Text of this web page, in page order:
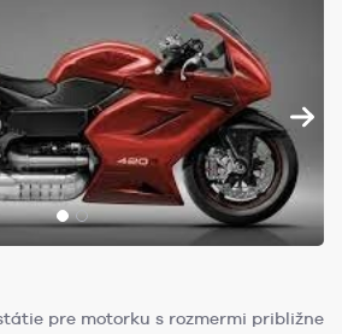
pre motorku s rozmermi približne